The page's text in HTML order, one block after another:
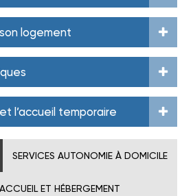
logement
l’accueil temporaire
SERVICES AUTONOMIE À DOMICILE
ET HÉBERGEMENT